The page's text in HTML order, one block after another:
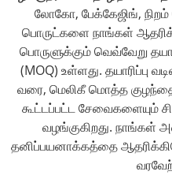
லோகோ, பேக்கேஜிங்,
பொருட்களை நாங்கள்
பொருளுக்கும் வெவ்வேறு
(MOQ) உள்ளது. தயாரிப்பு
வரை, மெலிகீ மொத்த குழந்தை
கூட்டப்பட்ட சேவைகளையும்
வழங்குகிறது. நாங்கள்
தனிப்பயனாக்கத்தை